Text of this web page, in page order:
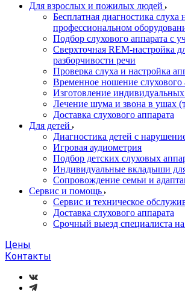
Для взрослых и пожилых людей
Бесплатная диагностика слуха
профессиональном
Подбор слухового аппарата с
Сверхточная REM-настройка
разборчивости речи
Проверка слуха и настройка
Временное ношение слухового
Изготовление
Лечение шума и звона в ушах
Доставка слухового аппарата
Для детей
Диагностика детей с
Игровая аудиометрия
Подбор детских слуховых
Индивидуальные вкладыши
Сопровождение семьи и
Сервис и помощь
Сервис и техническое
Доставка слухового аппарата
Срочный выезд специалиста
Цены
Контакты